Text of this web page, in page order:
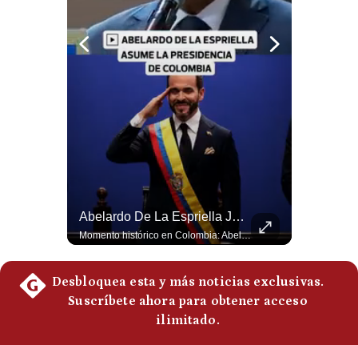
Condiciones
Abelardo De La Espriella Juramenta Como Nuevo Presidente | Gestión Mundo
Momento histórico en Colombia: Abelardo de la Espriella prestó juramento y recibió la banda presidencial en la Arena USC de Cali, convirtiéndose oficialmente en el nuevo Presidente de la República para el periodo 2026-2030. Por primera vez en la historia reciente del país, la investidura presidencial se celebró fuera de Bogotá. ¿Qué opinas del inicio de este nuevo mandato constitucional? #DeLaEspriella #Colombia #PosesionPresidencial #Cali #Shorts 👉 Suscríbete y activa la campana para no perderte nuestro análisis diario. 🌎 Síguenos en nuestras redes sociales: 📌 Web oficial: https://gestion.pe/mundo/ 📌 LinkedIn: http://bit.ly/3HYIET0 📌 X (Twitter): http://bit.ly/4noZtX9 📌 TikTok: http://bit.ly/4evB6TO